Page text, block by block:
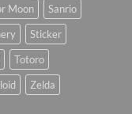
Moon
Sanrio
Sticker
Totoro
Zelda